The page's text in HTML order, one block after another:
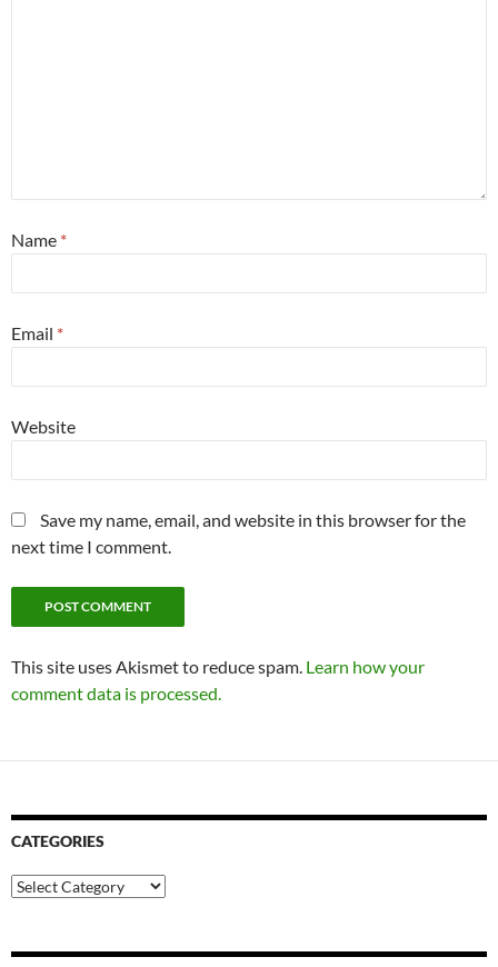
Name *
Email *
Website
Save my name, email, and website in this browser for the
next time I comment.
This site uses Akismet to reduce spam. Learn how your
comment data is processed.
CATEGORIES
Categories